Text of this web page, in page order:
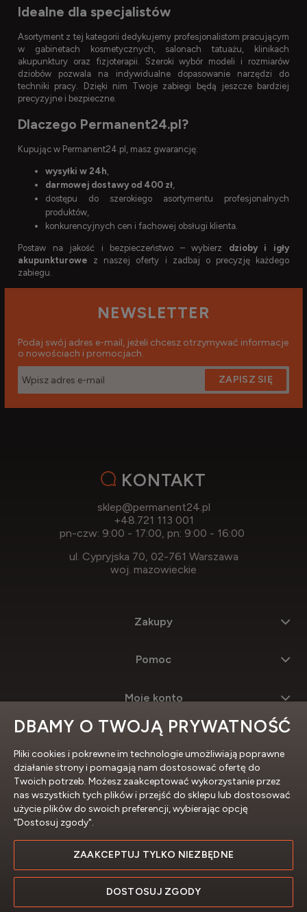
Idealne dla specjalistów
Asortyment z tej kategorii dedykujemy profesjonalistom pracującym
w gabinetach kosmetycznych, salonach tatuażu, klinikach
akupunktury oraz fizjoterapii. Szeroki wybór modeli i rozmiarów
dziobów pozwala na indywidualne dopasowanie narzędzi do
techniki pracy. Dzięki nim Twoje zabiegi będą jeszcze bardziej
precyzyjne i bezpieczne.
Dlaczego Permanent24.pl?
Kupując w Permanent24.pl, masz gwarancję:
wysyłki w 24h,
darmowej dostawy od 400 zł,
dostępu do szerokiego asortymentu profesjonalnych
produktów,
konkurencyjnych cen i fachowej obsługi klienta.
Postaw na jakość i bezpieczeństwo – wybierz dzioby i igły
akupunkturowe z naszej oferty i zadbaj o precyzję każdego
zabiegu.
NEWSLETTER
Podaj swój adres e-mail, jeżeli chcesz otrzymywać informacje
o nowościach i promocjach.
ZAPISZ SIĘ
KONTAKT
sklep@permanent24.pl
+48.721 113 001
pn-czw: 9:00 - 17:00, pn: 9:00 - 16:00
ul. Cypryjska 70, 02-761 Warszawa
woj. mazowieckie
Zakupy
Pomoc
Moje konto
Informacje
Profesjonalne sklepy internetowe
DBAMY O TWOJĄ PRYWATNOŚĆ
Pliki cookies i pokrewne im technologie umożliwiają poprawne
działanie strony i pomagają nam dostosować ofertę do
Twoich potrzeb. Możesz zaakceptować wykorzystanie przez
nas wszystkich tych plików i przejść do sklepu lub dostosować
użycie plików do swoich preferencji, wybierając opcję
"Dostosuj zgody".
ZAAKCEPTUJ TYLKO NIEZBĘDNE
DOSTOSUJ ZGODY